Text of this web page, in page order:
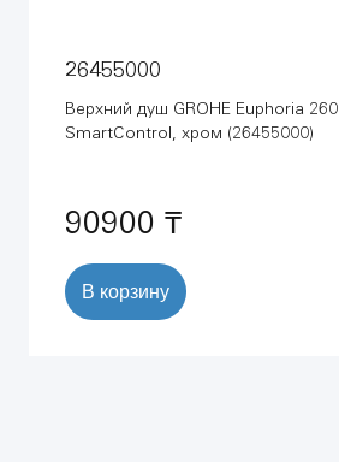
26455000
Верхний душ GROHE Euphoria 260
SmartControl, хром (26455000)
90900 ₸
В корзину